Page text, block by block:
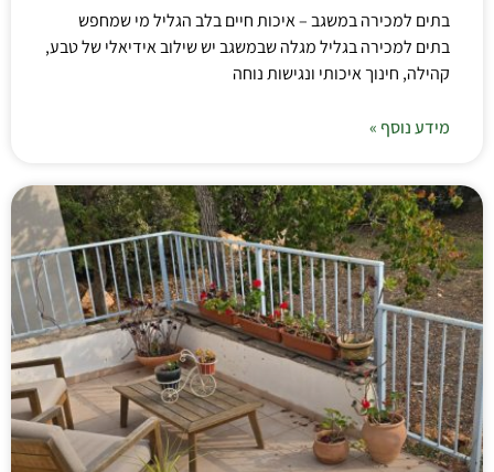
בתים למכירה במשגב – איכות חיים בלב הגליל מי שמחפש
בתים למכירה בגליל מגלה שבמשגב יש שילוב אידיאלי של טבע,
קהילה, חינוך איכותי ונגישות נוחה
מידע נוסף »